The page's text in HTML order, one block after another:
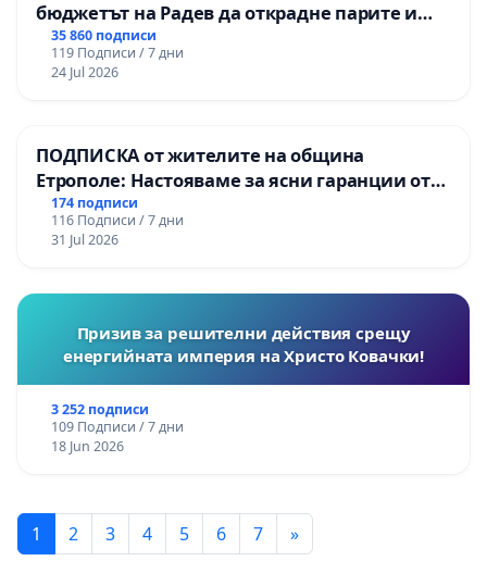
бюджетът на Радев да открадне парите и
правата ни в тъмното
35 860 подписи
119 Подписи / 7 дни
24 Jul 2026
ПОДПИСКА от жителите на община
Етрополе: Настояваме за ясни гаранции от
“Елаците-МЕД” АД и от държавата, че ще се
изпълнят всички екологични норми!
174 подписи
116 Подписи / 7 дни
31 Jul 2026
Призив за решителни действия срещу
енергийната империя на Христо Ковачки!
3 252 подписи
109 Подписи / 7 дни
18 Jun 2026
1 2 3 4 5 6 7 »